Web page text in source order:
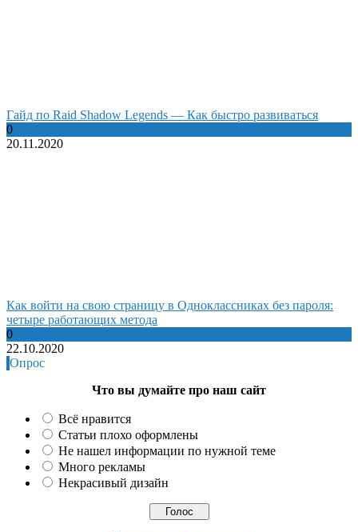
Гайд по Raid Shadow Legends — Как быстро развиваться
0
20.11.2020
Как войти на свою страницу в Одноклассниках без пароля:
четыре работающих метода
0
22.10.2020
Опрос
Что вы думайте про наш сайт
Всё нравится
Статьи плохо оформлены
Не нашел информации по нужной теме
Много рекламы
Некрасивый дизайн